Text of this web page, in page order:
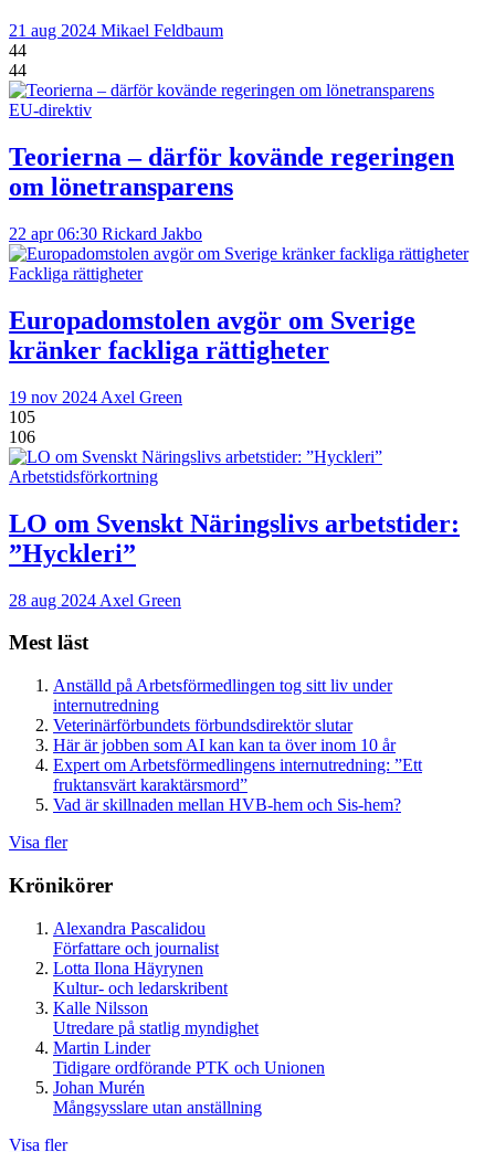
21 aug 2024 Mikael Feldbaum
44
44
EU-direktiv
Teorierna – därför kovände regeringen
om lönetransparens
22 apr 06:30 Rickard Jakbo
Fackliga rättigheter
Europadomstolen avgör om Sverige
kränker fackliga rättigheter
19 nov 2024 Axel Green
105
106
Arbetstidsförkortning
LO om Svenskt Näringslivs arbetstider:
”Hyckleri”
28 aug 2024 Axel Green
Mest läst
Anställd på Arbetsförmedlingen tog sitt liv under
internutredning
Veterinärförbundets förbundsdirektör slutar
Här är jobben som AI kan kan ta över inom 10 år
Expert om Arbetsförmedlingens internutredning: ”Ett
fruktansvärt karaktärsmord”
Vad är skillnaden mellan HVB-hem och Sis-hem?
Visa fler
Krönikörer
Alexandra Pascalidou
Författare och journalist
Lotta Ilona Häyrynen
Kultur- och ledarskribent
Kalle Nilsson
Utredare på statlig myndighet
Martin Linder
Tidigare ordförande PTK och Unionen
Johan Murén
Mångsysslare utan anställning
Visa fler